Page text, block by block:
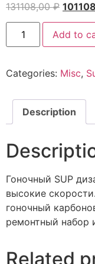
131108,00₽
Add to
Categories: Misc,
Description
Гоночный SUP
высокие
гоночный
ремонтный набор
Related